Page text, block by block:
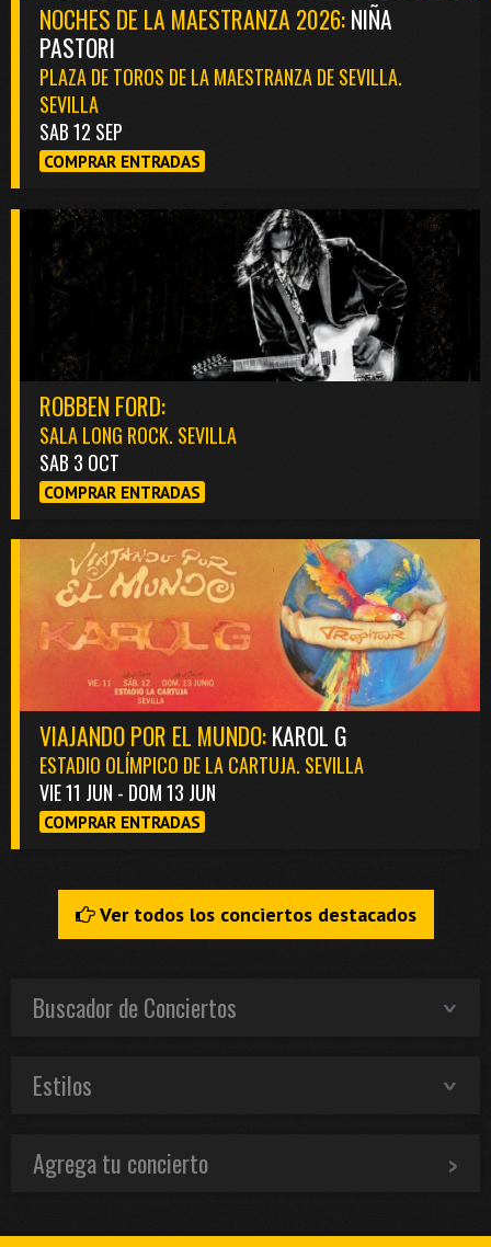
NOCHES DE LA MAESTRANZA 2026:NIÑA
PASTORI
PLAZA DE TOROS DE LA MAESTRANZA DE SEVILLA.
SEVILLA
SAB 12 SEP
COMPRAR ENTRADAS
ROBBEN FORD:
SALA LONG ROCK. SEVILLA
SAB 3 OCT
COMPRAR ENTRADAS
VIAJANDO POR EL MUNDO:KAROL G
ESTADIO OLÍMPICO DE LA CARTUJA. SEVILLA
VIE 11 JUN - DOM 13 JUN
COMPRAR ENTRADAS
Ver todos los conciertos destacados
Buscador de Conciertos
Estilos
Agrega tu concierto